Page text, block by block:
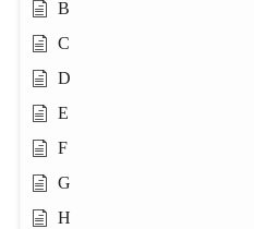
B
C
D
E
F
G
H